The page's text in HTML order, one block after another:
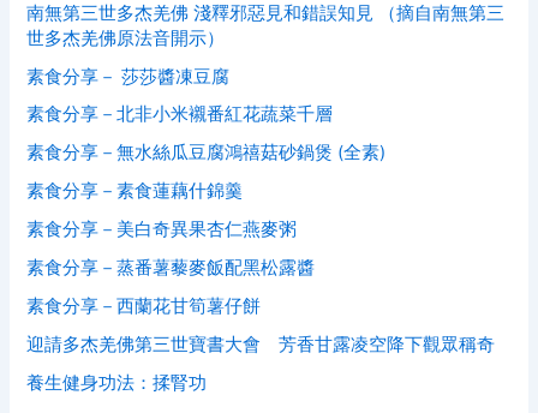
南無第三世多杰羌佛 淺釋邪惡見和錯誤知見 （摘自南無第三
世多杰羌佛原法音開示）
素食分享－ 莎莎醬凍豆腐
素食分享－北非小米襯番紅花蔬菜千層
素食分享－無水絲瓜豆腐鴻禧菇砂鍋煲 (全素)
素食分享－素食蓮藕什錦羹
素食分享－美白奇異果杏仁燕麥粥
素食分享－蒸番薯藜麥飯配黑松露醬
素食分享－西蘭花甘筍薯仔餅
迎請多杰羌佛第三世寶書大會 芳香甘露凌空降下觀眾稱奇
養生健身功法：揉腎功